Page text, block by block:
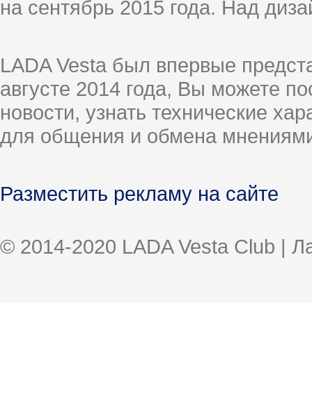
на сентябрь 2015 года. Над
LADA Vesta был впервые
августе 2014 года, Вы можете
новости, узнать технические
для общения и обмена
Разместить рекламу на сайте
© 2014-2020 LADA Vesta Club |